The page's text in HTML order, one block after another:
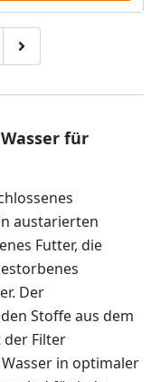
10
Zur nächsten Seite
für
austarierten
Futter, die
Der
Stoffe aus dem
der Filter
in optimaler